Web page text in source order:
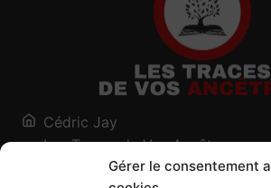
Gérer le consentement
Cédric Jay
Les Traces de Vos Ancêtres
120, chemin des Salines